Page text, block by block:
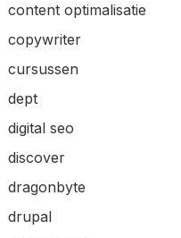
content optimalisatie
copywriter
cursussen
dept
digital seo
discover
dragonbyte
drupal